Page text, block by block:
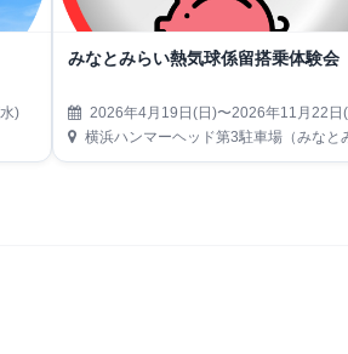
)
みなとみらい熱気球係留搭乗体験会
2026年4月19日(日)〜2026年11月22日
横浜ハンマーヘッド第3駐車場（みなとみらい21地区